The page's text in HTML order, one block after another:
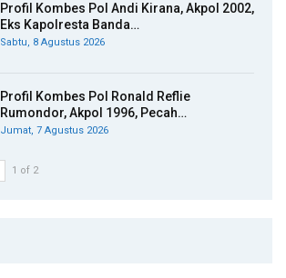
Profil Kombes Pol Andi Kirana, Akpol 2002,
Eks Kapolresta Banda…
Sabtu, 8 Agustus 2026
Profil Kombes Pol Ronald Reflie
Rumondor, Akpol 1996, Pecah…
Jumat, 7 Agustus 2026
1 of 2